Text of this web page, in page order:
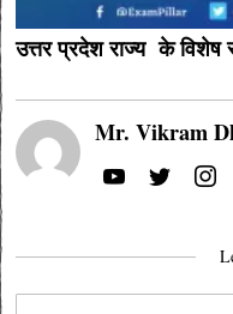
उत्तर प्रदेश राज्य के विशेष
Mr. Vikram